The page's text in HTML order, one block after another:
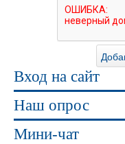
Вход на сайт
Наш опрос
Мини-чат